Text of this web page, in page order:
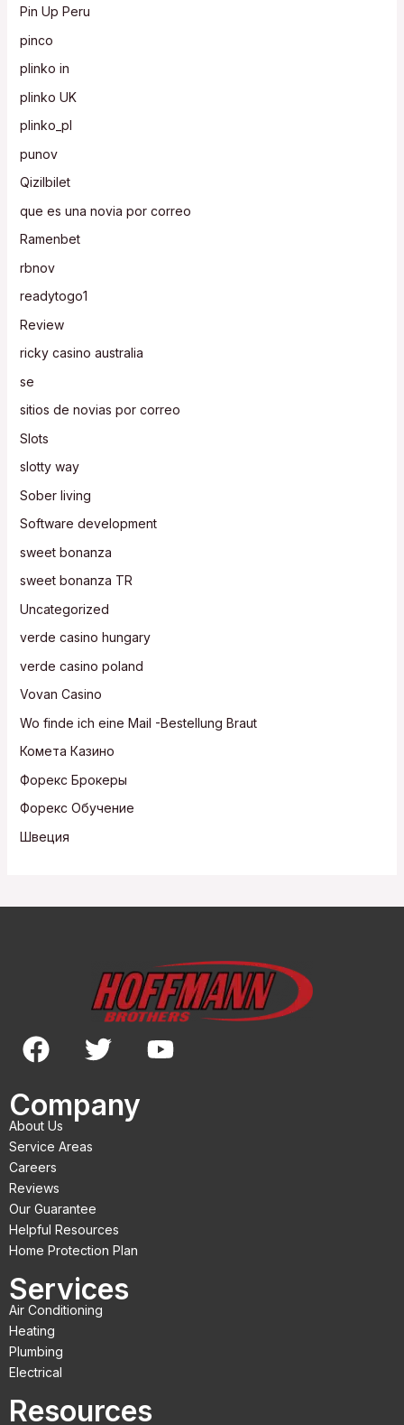
Pin Up Peru
pinco
plinko in
plinko UK
plinko_pl
punov
Qizilbilet
que es una novia por correo
Ramenbet
rbnov
readytogo1
Review
ricky casino australia
se
sitios de novias por correo
Slots
slotty way
Sober living
Software development
sweet bonanza
sweet bonanza TR
Uncategorized
verde casino hungary
verde casino poland
Vovan Casino
Wo finde ich eine Mail -Bestellung Braut
Комета Казино
Форекс Брокеры
Форекс Обучение
Швеция
F
a
e
b
o
o
k
T
w
t
Y
o
Company
About Us
Service Areas
Careers
Reviews
Our Guarantee
Helpful Resources
Home Protection Plan
Services
Air Conditioning
Heating
Plumbing
Electrical
Resources